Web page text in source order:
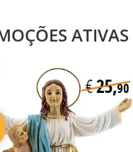
ATIVAS